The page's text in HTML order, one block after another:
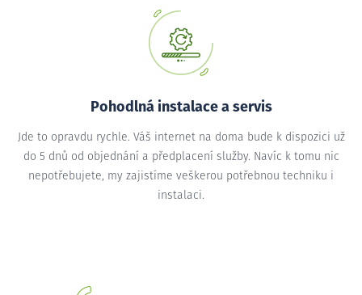
Pohodlná instalace a servis
Jde to opravdu rychle. Váš internet na doma bude k dispozici už
do 5 dnů od objednání a předplacení služby. Navíc k tomu nic
nepotřebujete, my zajistíme veškerou potřebnou techniku i
instalaci.